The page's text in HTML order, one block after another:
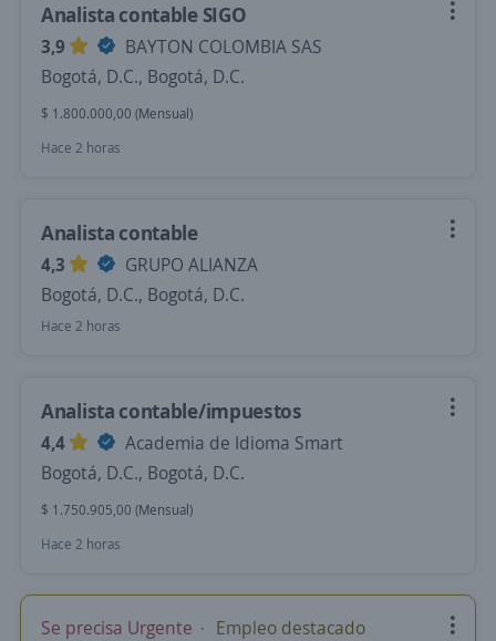
Analista contable SIGO
3,9
BAYTON COLOMBIA SAS
Bogotá, D.C., Bogotá, D.C.
$ 1.800.000,00 (Mensual)
Hace 2 horas
Analista contable
4,3
GRUPO ALIANZA
Bogotá, D.C., Bogotá, D.C.
Hace 2 horas
Analista contable/impuestos
4,4
Academia de Idioma Smart
Bogotá, D.C., Bogotá, D.C.
$ 1.750.905,00 (Mensual)
Hace 2 horas
Se precisa Urgente Empleo destacado